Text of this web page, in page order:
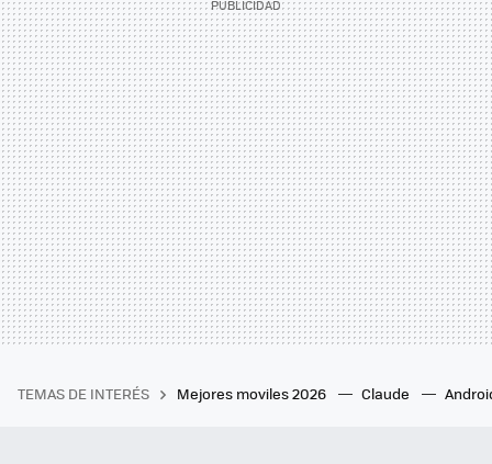
TEMAS DE INTERÉS Mejores moviles 2026 Claude